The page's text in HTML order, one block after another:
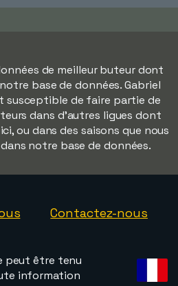
de meilleur buteur dont
base de données. Gabriel
susceptible de faire partie de
dans d'autres ligues dont
ou dans des saisons que nous
notre base de données.
Contactez-nous
peut être tenu
information